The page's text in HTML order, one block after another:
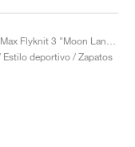
Estilo deportivo / Zapatos